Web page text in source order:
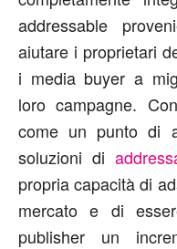
addressable
aiutare i proprietari
i media buyer a
loro campagne.
come un punto di
soluzioni di
propria capacità di
mercato e di
publisher un